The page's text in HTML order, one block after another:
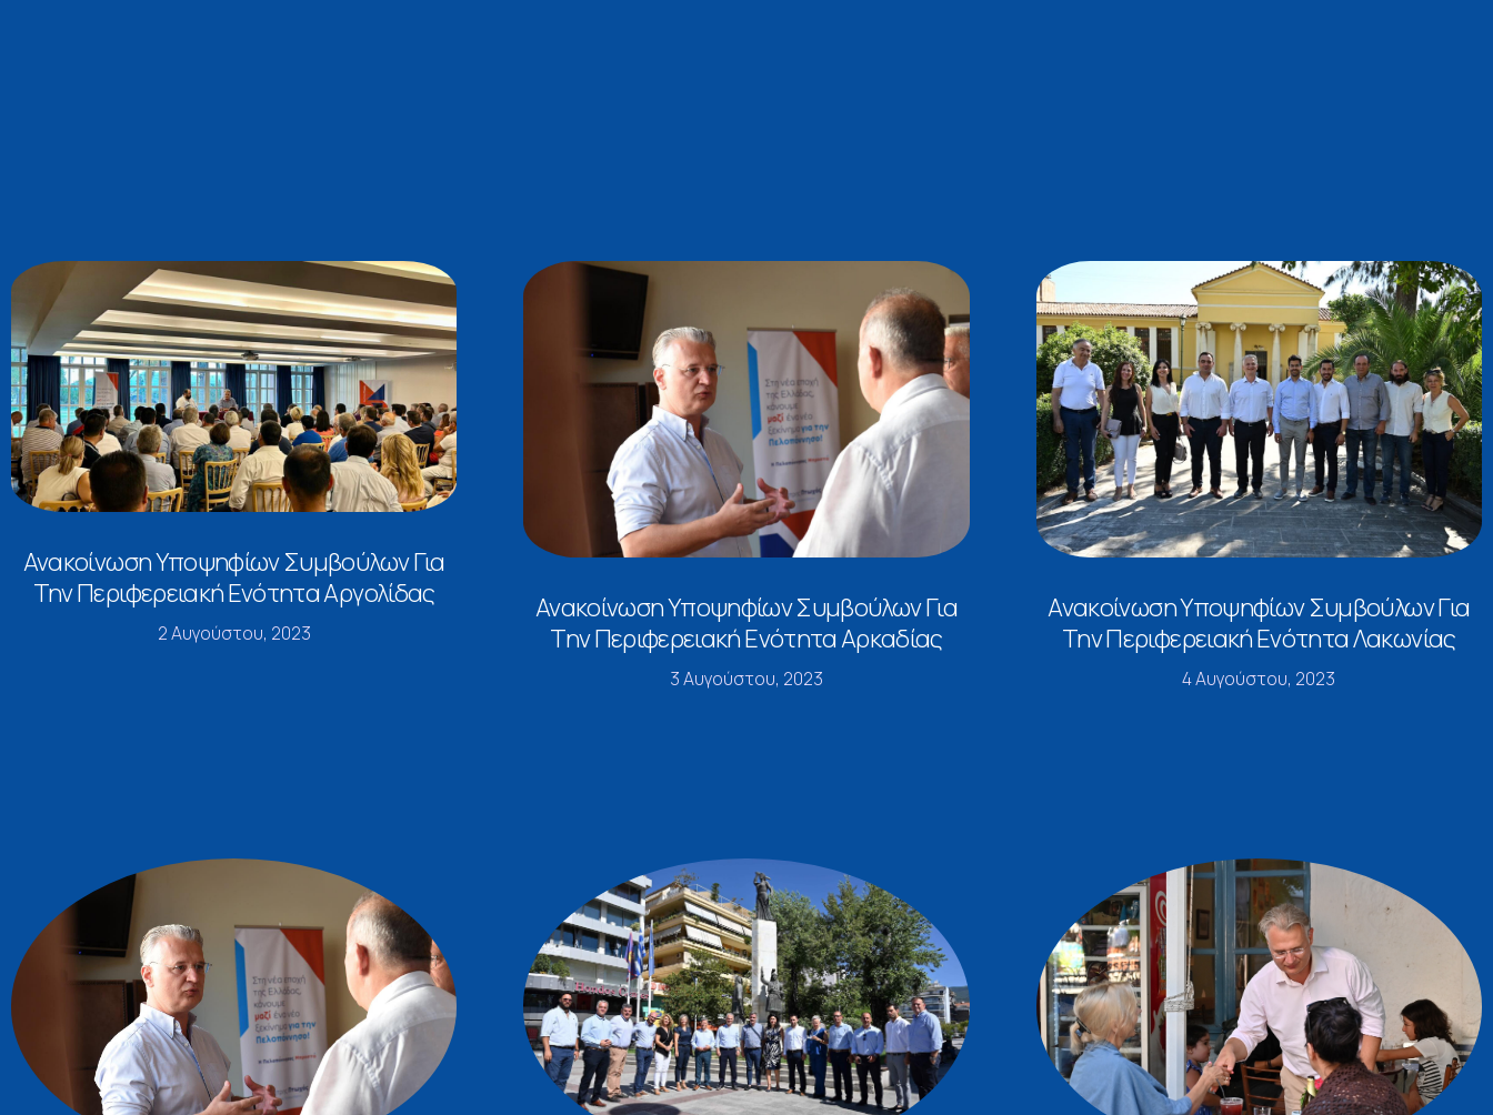
Ανακοίνωση Υποψηφίων Συμβούλων Για
Την Περιφερειακή Ενότητα Αργολίδας
2 Αυγούστου, 2023
Ανακοίνωση Υποψηφίων Συμβούλων Για
Την Περιφερειακή Ενότητα Αρκαδίας
3 Αυγούστου, 2023
Ανακοίνωση Υποψηφίων Συμβούλων Για
Την Περιφερειακή Ενότητα Λακωνίας
4 Αυγούστου, 2023